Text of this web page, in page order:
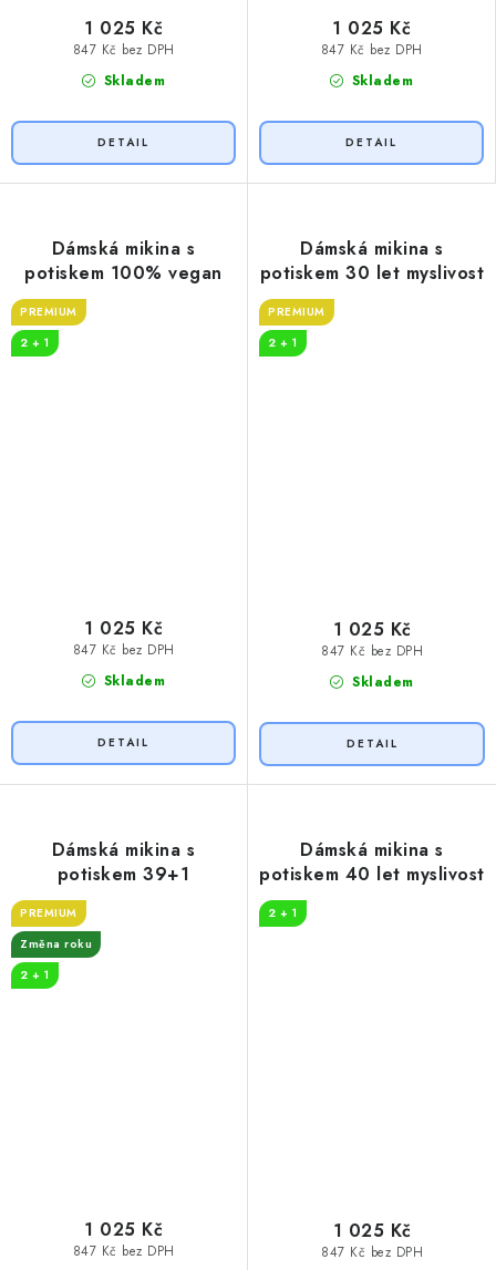
Skladem
847 Kč bez DPH
1 025 Kč
Skladem
847 Kč bez DPH
1 025 Kč
Dámská mikina s
potiskem 100% vegan
PREMIUM
2 + 1
Skladem
847 Kč bez DPH
1 025 Kč
Dámská mikina s
potiskem 30 let myslivost
PREMIUM
2 + 1
Skladem
847 Kč bez DPH
1 025 Kč
Dámská mikina s
potiskem 39+1
PREMIUM
Změna roku
2 + 1
847 Kč bez DPH
1 025 Kč
Dámská mikina s
potiskem 40 let myslivost
2 + 1
847 Kč bez DPH
1 025 Kč